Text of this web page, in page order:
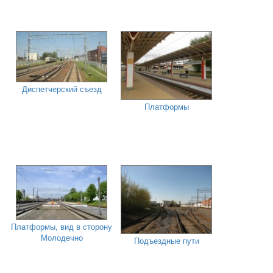
Диспетчерский съезд
Платформы
Платформы, вид в сторону
Молодечно
Подъездные пути